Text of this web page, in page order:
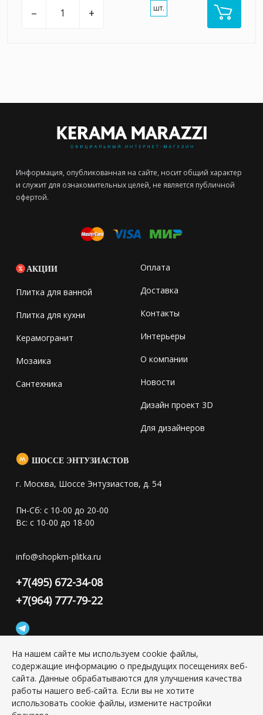
– + шт.
Информация, опубликованная на сайте, носит общий характер
и служит для ознакомительных целей, не является публичной
офертой.
АКЦИИ
Плитка для ванной
Плитка для кухни
Керамогранит
Мозаика
Сантехника
Оплата
Доставка
Контакты
Интерьеры
О компании
Новости
Дизайн проект 3D
Для дизайнеров
ШОССЕ ЭНТУЗИАСТОВ
г. Москва, Шоссе Энтузиастов, д. 54
Пн-Сб: с 10-00 до 20-00
Вс: с 10-00 до 18-00
info@shopkm-plitka.ru
+7(495) 672-34-08
+7(964) 777-79-22
Конфиденциальность персональной информации
Copyright © 2026 ИП Григорьян Юлия Сергеевна, ИНН:
На нашем сайте мы используем cookie файлы,
содержащие информацию о предыдущих посещениях веб-
сайта. Данные обрабатываются для улучшения качества
работы нашего веб-сайта. Если вы не хотите
использовать cookie файлы, измените настройки